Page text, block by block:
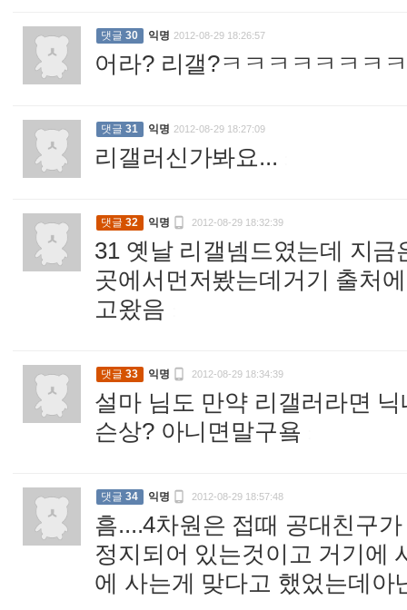
댓글 30 익명 2012-08-29 18:26:57
어라? 리갤?ㅋㅋㅋㅋㅋㅋㅋ
댓글 31 익명 2012-08-29 18:27:09
리갤러신가봐요...
댓글 32 익명  2012-08-29 18:32:39
31 옛날 리갤넴드였는데 지
곳에서먼저봤는데거기 출처
고왔음
댓글 33 익명  2012-08-29 18:34:39
설마 님도 만약 리갤러라면
슨상? 아니면말구욬
댓글 34 익명  2012-08-29 18:57:48
흠....4차원은 접때 공대친구
정지되어 있는것이고 거기에
에 사는게 맞다고 했었는데아